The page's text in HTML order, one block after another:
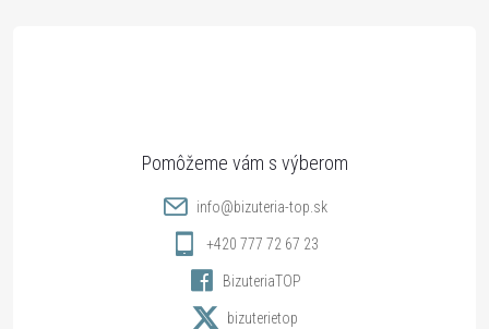
info@bizuteria-top.sk
+420 777 72 67 23
BizuteriaTOP
bizuterietop